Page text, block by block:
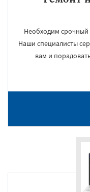
Необходим срочный
Наши специалисты
вам и